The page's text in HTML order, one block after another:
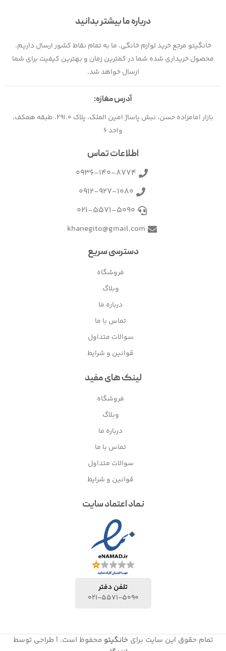
درباره ما بیشتر بدانید
خانگیتو مرجع خرید لوازم خانگی. ما به تمام نقاط کشور ارسال داریم.
محصول خریداری شده شما در کمترین زمان و بهترین کیفیت برای شما
ارسال خواهد شد.
آدرس مغازه:
بازار امامزاده حسن، نبش پاساژ امین الملک، پلاک 291.0، طبقه همکف،
واحد 6
اطلاعات تماس
0936-140-8774
0912-927-1080
021-5571-5090
khanegito@gmail.com
دسترسی سریع
فروشگاه
وبلاگ
درباره ما
تماس با ما
سوالات متداول
قوانین و شرایط
لینک های مفید
فروشگاه
وبلاگ
درباره ما
تماس با ما
سوالات متداول
قوانین و شرایط
نماد اعتماد سایت
تلفن دفتر
021-5571-5090
تمام حقوق این سایت برای خانگیتو محفوظ است. | طراحی توسط